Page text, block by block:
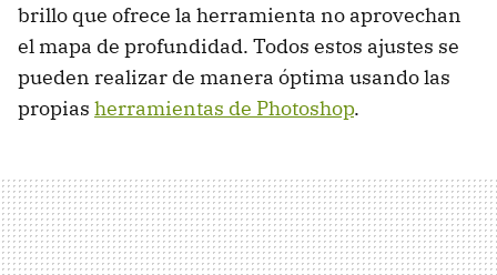
brillo que ofrece la herramienta no aprovechan
el mapa de profundidad. Todos estos ajustes se
pueden realizar de manera óptima usando las
propias herramientas de Photoshop.